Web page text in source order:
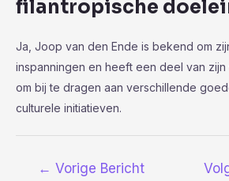
filantropische
Ja, Joop van den Ende is bekend om
inspanningen en heeft een deel van
om bij te dragen aan verschillende
culturele initiatieven.
← Vorige Bericht